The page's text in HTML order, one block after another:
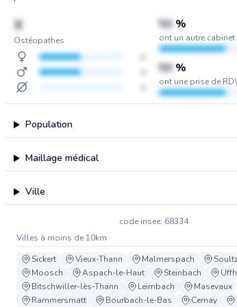
X
Ostéopathes
50 %
ont un autre cabinet
50 %
ont une prise de
Population
Maillage médical
Ville
code insee: 68334
Villes à moins de 10km
Sickert
Vieux-Thann Malmerspach
Moosch
Aspach-le-Haut Steinbach
Bitschwiller-lès-Thann
Leimbach
Masevaux
Rammersmatt
Bourbach-le-Bas Cernay